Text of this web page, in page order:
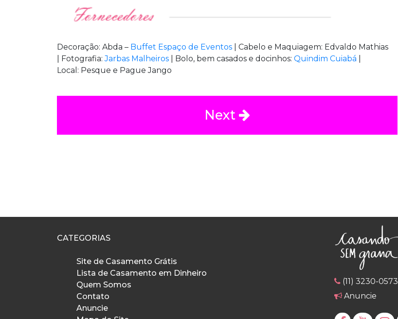
Decoração: Abda – Buffet Espaço de Eventos | Cabelo e Maquiagem: Edvaldo Mathias
| Fotografia:Jarbas Malheiros | Bolo, bem casados e docinhos: Quindim Cuiabá
Local: Pesque e Pague Jango
Next
CATEGORIAS
Site de Casamento Grátis
Lista de Casamento em Dinheiro
Quem Somos
Contato
Anuncie
(11) 3230-0573
Anuncie